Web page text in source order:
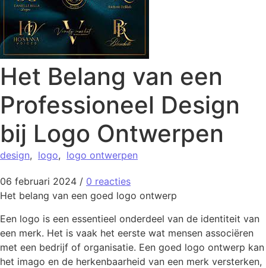
Het Belang van een
Professioneel Design
bij Logo Ontwerpen
design, logo, logo ontwerpen
06 februari 2024 / 0 reacties
Het belang van een goed logo ontwerp
Een logo is een essentieel onderdeel van de identiteit van
een merk. Het is vaak het eerste wat mensen associëren
met een bedrijf of organisatie. Een goed logo ontwerp kan
het imago en de herkenbaarheid van een merk versterken,